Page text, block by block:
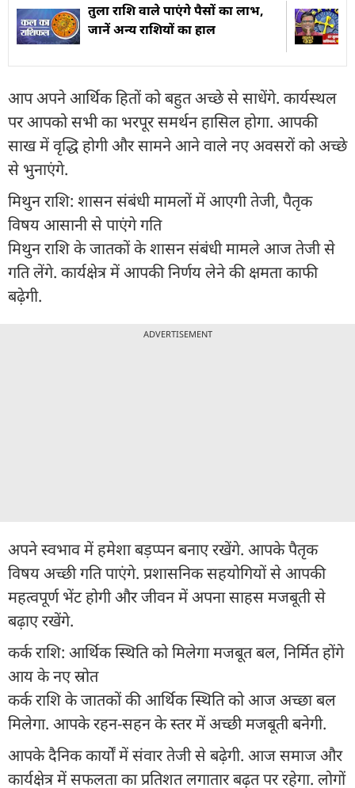
तुला राशि वाले पाएंगे पैसों का लाभ,
जानें अन्य राशियों का हाल
आप अपने आर्थिक हितों को बहुत अच्छे से साधेंगे. कार्यस्थल
पर आपको सभी का भरपूर समर्थन हासिल होगा. आपकी
साख में वृद्धि होगी और सामने आने वाले नए अवसरों को अच्छे
से भुनाएंगे.
मिथुन राशि: शासन संबंधी मामलों में आएगी तेजी, पैतृक
विषय आसानी से पाएंगे गति
मिथुन राशि के जातकों के शासन संबंधी मामले आज तेजी से
गति लेंगे. कार्यक्षेत्र में आपकी निर्णय लेने की क्षमता काफी
बढ़ेगी.
ADVERTISEMENT
अपने स्वभाव में हमेशा बड़प्पन बनाए रखेंगे. आपके पैतृक
विषय अच्छी गति पाएंगे. प्रशासनिक सहयोगियों से आपकी
महत्वपूर्ण भेंट होगी और जीवन में अपना साहस मजबूती से
बढ़ाए रखेंगे.
कर्क राशि: आर्थिक स्थिति को मिलेगा मजबूत बल, निर्मित होंगे
आय के नए स्रोत
कर्क राशि के जातकों की आर्थिक स्थिति को आज अच्छा बल
मिलेगा. आपके रहन-सहन के स्तर में अच्छी मजबूती बनेगी.
आपके दैनिक कार्यों में संवार तेजी से बढ़ेगी. आज समाज और
कार्यक्षेत्र में सफलता का प्रतिशत लगातार बढ़त पर रहेगा. लोगों